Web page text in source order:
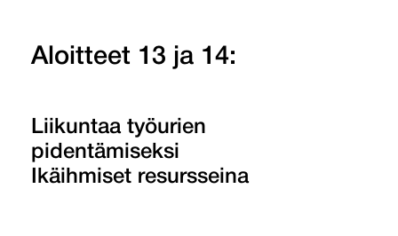
Aloitteet 13 ja 14:
Liikuntaa työurien
pidentämiseksi
Ikäihmiset resursseina